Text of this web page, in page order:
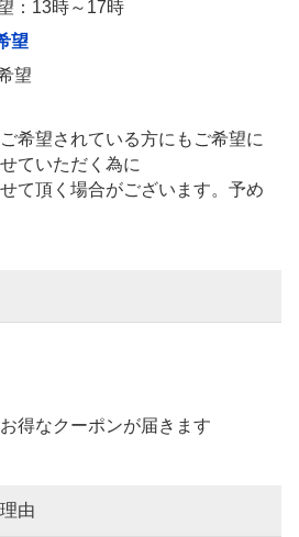
：13時～17時
望
望
希望されている方にもご希望に
ていただく為に
て頂く場合がございます。予め
得なクーポンが届きます
由